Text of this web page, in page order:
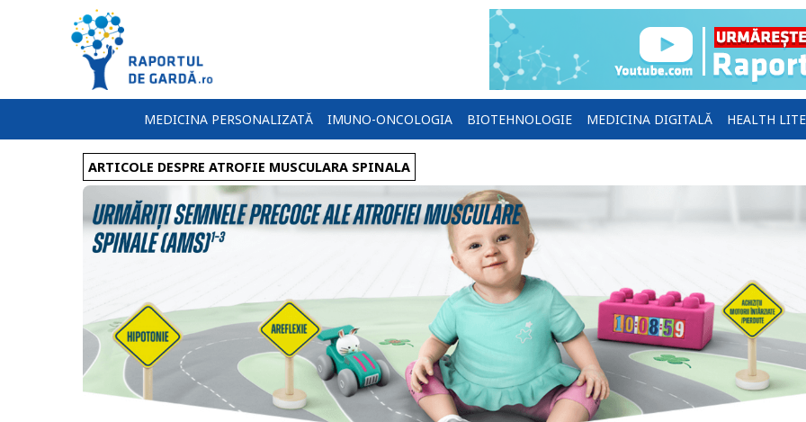
MEDICINA PERSONALIZATĂ IMUNO-ONCOLOGIA BIOTEHNOLOGIE MEDICINA DIGITALĂ HEALTH
ARTICOLE DESPRE ATROFIE MUSCULARA SPINALA